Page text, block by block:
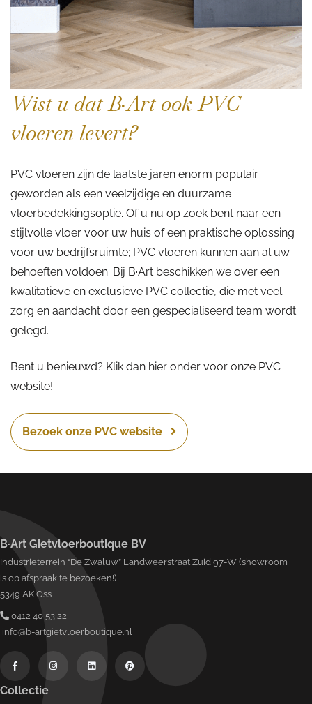
Wist u dat B·Art ook PVC
vloeren levert?
PVC vloeren zijn de laatste jaren enorm populair
geworden als een veelzijdige en duurzame
vloerbedekkingsoptie. Of u nu op zoek bent naar een
stijlvolle vloer voor uw huis of een praktische oplossing
voor uw bedrijfsruimte; PVC vloeren kunnen aan al uw
behoeften voldoen. Bij B·Art beschikken we over een
kwalitatieve en exclusieve PVC collectie, die met veel
zorg en aandacht door een gespecialiseerd team wordt
gelegd.
Bent u benieuwd? Klik dan hier onder voor onze PVC
website!
Bezoek onze PVC website
B·Art Gietvloerboutique BV
Industrieterrein “De Zwaluw” Landweerstraat Zuid 97-W (showroom
is op afspraak te bezoeken!)
5349 AK Oss
0412 40 53 22
info@b-artgietvloerboutique.nl
Collectie